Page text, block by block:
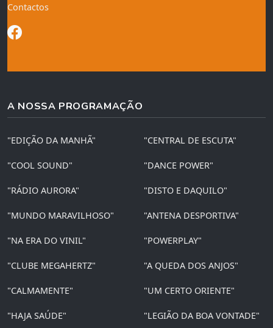
Contactos
A NOSSA PROGRAMAÇÃO
"EDIÇÃO DA MANHÃ" "CENTRAL DE ESCUTA"
"COOL SOUND" "DANCE POWER"
"RÁDIO AURORA" "DISTO E DAQUILO"
"MUNDO MARAVILHOSO" "ANTENA DESPORTIVA"
"NA ERA DO VINIL" "POWERPLAY"
"CLUBE MEGAHERTZ" "A QUEDA DOS ANJOS"
"CALMAMENTE" "UM CERTO ORIENTE"
"HAJA SAÚDE" "LEGIÃO DA BOA VONTADE"